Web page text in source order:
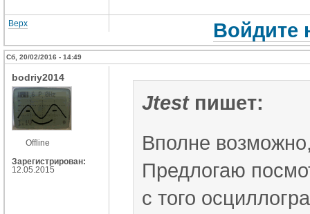
Верх Войдите
Сб, 20/02/2016 - 14:49
bodriy2014
Offline
Зарегистрирован:
12.05.2015
Jtestпишет:
Вполне
Предлогаю
с того